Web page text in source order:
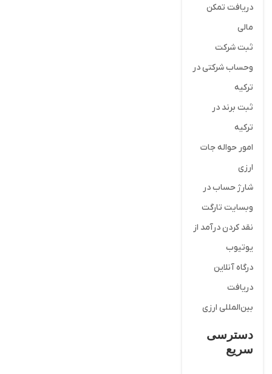
دریافت تمکن
مالی
ثبت شرکت
وحساب شرکتی در
ترکیه
ثبت برند در
ترکیه
امور حواله جات
ارزی
شارژ حساب در
وبسایت تارگت
نقد کردن درآمد از
یوتیوب
درگاه آنلاین
دریافت
بین‌المللی ارزی
دسترسی
سریع